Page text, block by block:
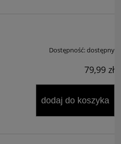
Dostępność:dostępny
79,99 zł
dodaj do koszyka